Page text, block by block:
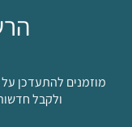
מוזמנים להתעדכן על
ולקבל